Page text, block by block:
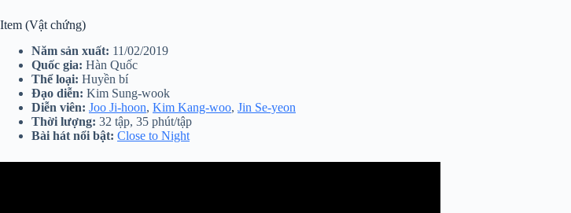
Item (Vật chứng)
Năm sản xuất: 11/02/2019
Quốc gia: Hàn Quốc
Thể loại: Huyền bí
Đạo diễn: Kim Sung-wook
Diễn viên: Joo Ji-hoon, Kim Kang-woo, Jin Se-yeon
Thời lượng: 32 tập, 35 phút/tập
Bài hát nổi bật: Close to Night